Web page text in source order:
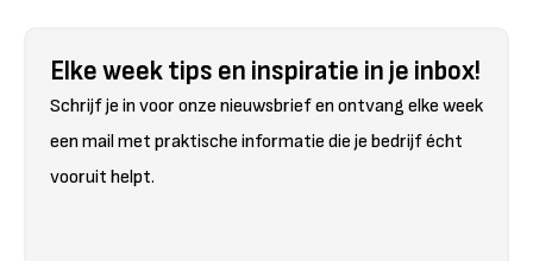
Elke week tips en inspiratie in je inbox!
Schrijf je in voor onze nieuwsbrief en ontvang elke week
een mail met praktische informatie die je bedrijf écht
vooruit helpt.